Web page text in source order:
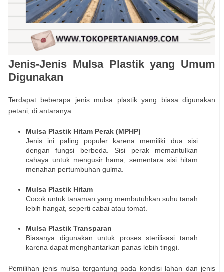
Jenis-Jenis Mulsa Plastik yang Umum
Digunakan
Terdapat beberapa jenis mulsa plastik yang biasa digunakan
petani, di antaranya:
Mulsa Plastik Hitam Perak (MPHP)
Jenis ini paling populer karena memiliki dua sisi
dengan fungsi berbeda. Sisi perak memantulkan
cahaya untuk mengusir hama, sementara sisi hitam
menahan pertumbuhan gulma.
Mulsa Plastik Hitam
Cocok untuk tanaman yang membutuhkan suhu tanah
lebih hangat, seperti cabai atau tomat.
Mulsa Plastik Transparan
Biasanya digunakan untuk proses sterilisasi tanah
karena dapat menghantarkan panas lebih tinggi.
Pemilihan jenis mulsa tergantung pada kondisi lahan dan jenis